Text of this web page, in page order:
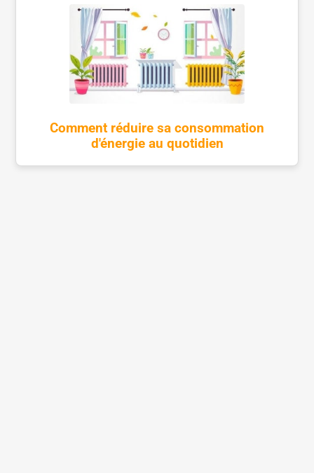
Comment réduire sa consommation
d'énergie au quotidien